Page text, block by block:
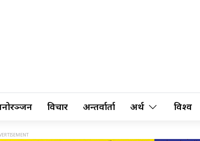
विचार अन्तर्वार्ता अर्थ विश्व